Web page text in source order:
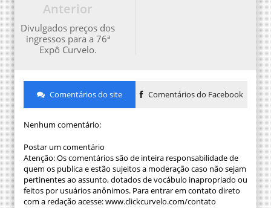
Anterior
Divulgados preços dos
ingressos para a 76ª
Expô Curvelo.
Comentários do site Comentários do Facebook
Nenhum comentário:
Postar um comentário
Atenção: Os comentários são de inteira responsabilidade de
quem os publica e estão sujeitos a moderação caso não sejam
pertinentes ao assunto, dotados de vocábulo inapropriado ou
feitos por usuários anônimos. Para entrar em contato direto
com a redação acesse: www.clickcurvelo.com/contato